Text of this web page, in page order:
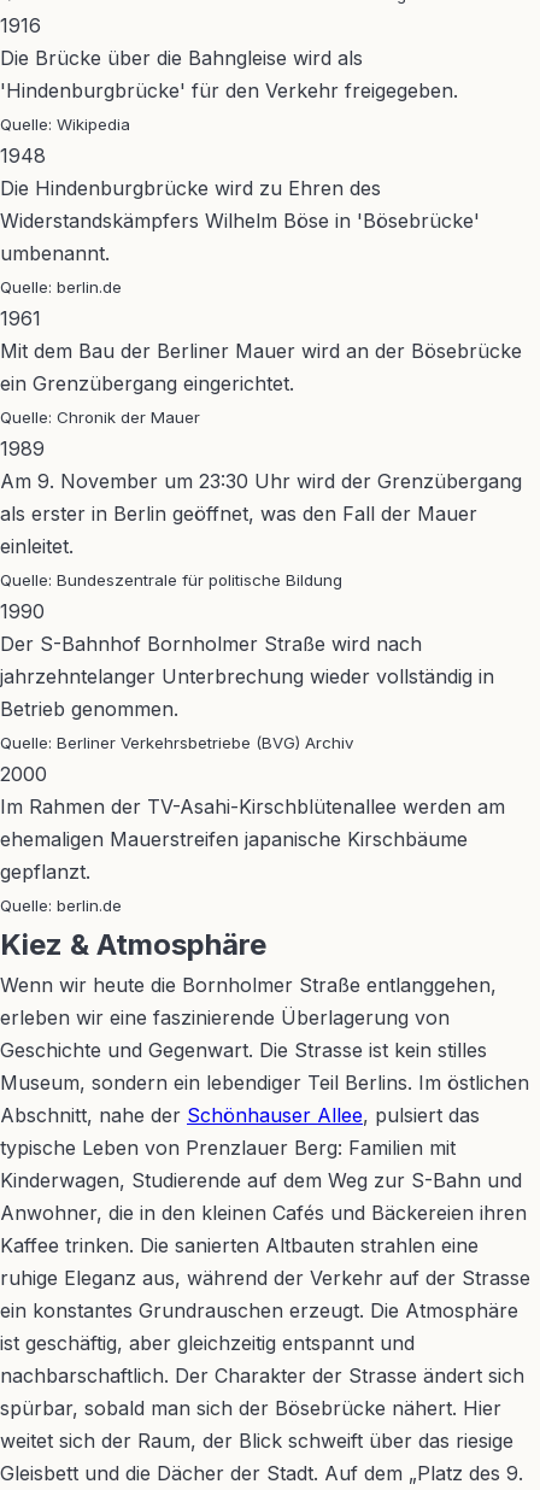
1916
Die Brücke über die Bahngleise wird als
'Hindenburgbrücke' für den Verkehr freigegeben.
Quelle: Wikipedia
1948
Die Hindenburgbrücke wird zu Ehren des
Widerstandskämpfers Wilhelm Böse in 'Bösebrücke'
umbenannt.
Quelle: berlin.de
1961
Mit dem Bau der Berliner Mauer wird an der Bösebrücke
ein Grenzübergang eingerichtet.
Quelle: Chronik der Mauer
1989
Am 9. November um 23:30 Uhr wird der Grenzübergang
als erster in Berlin geöffnet, was den Fall der Mauer
einleitet.
Quelle: Bundeszentrale für politische Bildung
1990
Der S-Bahnhof Bornholmer Straße wird nach
jahrzehntelanger Unterbrechung wieder vollständig in
Betrieb genommen.
Quelle: Berliner Verkehrsbetriebe (BVG) Archiv
2000
Im Rahmen der TV-Asahi-Kirschblütenallee werden am
ehemaligen Mauerstreifen japanische Kirschbäume
gepflanzt.
Quelle: berlin.de
Kiez & Atmosphäre
Wenn wir heute die Bornholmer Straße entlanggehen,
erleben wir eine faszinierende Überlagerung von
Geschichte und Gegenwart. Die Strasse ist kein stilles
Museum, sondern ein lebendiger Teil Berlins. Im östlichen
Abschnitt, nahe der Schönhauser Allee, pulsiert das
typische Leben von Prenzlauer Berg: Familien mit
Kinderwagen, Studierende auf dem Weg zur S-Bahn und
Anwohner, die in den kleinen Cafés und Bäckereien ihren
Kaffee trinken. Die sanierten Altbauten strahlen eine
ruhige Eleganz aus, während der Verkehr auf der Strasse
ein konstantes Grundrauschen erzeugt. Die Atmosphäre
ist geschäftig, aber gleichzeitig entspannt und
nachbarschaftlich. Der Charakter der Strasse ändert sich
spürbar, sobald man sich der Bösebrücke nähert. Hier
weitet sich der Raum, der Blick schweift über das riesige
Gleisbett und die Dächer der Stadt. Auf dem „Platz des 9.